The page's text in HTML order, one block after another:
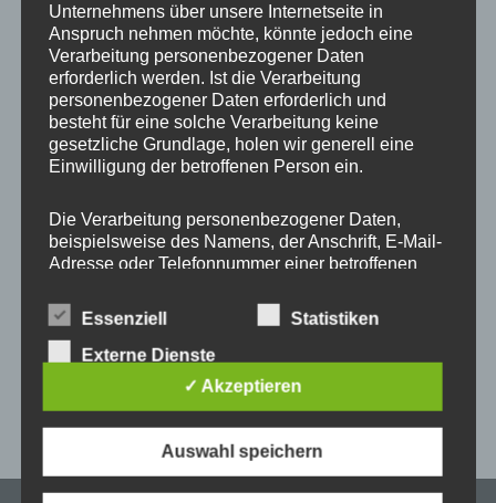
Start /Produkt ONE MULTI - Farbe Kordel und
Metallelemente/ #56 Orchidee + Gold
Dieses
Produkt
mehrere
Varianten
auf.
Optionen
können
auf
der
Produktseite
gewählt
werden
Universal Handykette
MULTICOLOR Snap ONE
for Patch
16,95€–20,95€
Unternehmens über unsere Internetseite in
Anspruch nehmen möchte, könnte jedoch eine
Verarbeitung personenbezogener Daten
erforderlich werden. Ist die Verarbeitung
personenbezogener Daten erforderlich und
besteht für eine solche Verarbeitung keine
gesetzliche Grundlage, holen wir generell eine
Einwilligung der betroffenen Person ein.
Die Verarbeitung personenbezogener Daten,
beispielsweise des Namens, der Anschrift, E-Mail-
Adresse oder Telefonnummer einer betroffenen
Datenschutz-Grundverordnung und in
Übereinstimmung mit den für uns geltenden
landesspezifischen Datenschutzbestimmungen.
Mittels dieser Datenschutzerklärung möchte unser
Unternehmen die Öffentlichkeit über Art, Umfang
verarbeiteten personenbezogenen Daten
informieren. Ferner werden betroffene Personen
Essenziell
Statistiken
Externe Dienste
✓ Akzeptieren
Auswahl speichern